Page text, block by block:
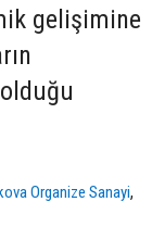
gelişimine
Organize Sanayi,